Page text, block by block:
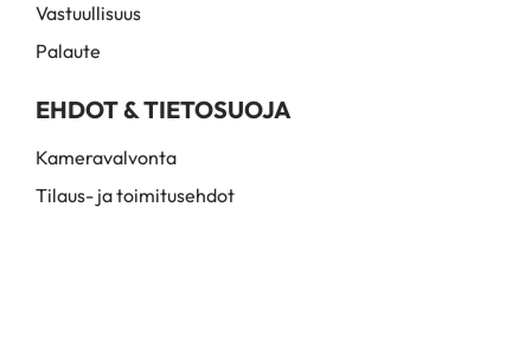
Vastuullisuus
Palaute
EHDOT & TIETOSUOJA
Kameravalvonta
Tilaus- ja toimitusehdot